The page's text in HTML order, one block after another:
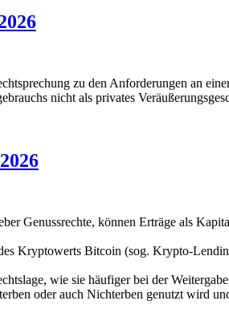
zu den Anforderungen an
nicht als privates
Genussrechte, können Erträge als
Kryptowerts Bitcoin (sog. Krypto-
wie sie häufiger bei der
oder auch Nichterben genutzt wird